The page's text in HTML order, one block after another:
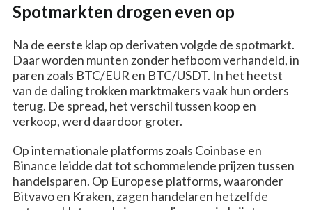
Spotmarkten drogen even op
Na de eerste klap op derivaten volgde de spotmarkt.
Daar worden munten zonder hefboom verhandeld, in
paren zoals BTC/EUR en BTC/USDT. In het heetst
van de daling trokken marktmakers vaak hun orders
terug. De spread, het verschil tussen koop en
verkoop, werd daardoor groter.
Op internationale platforms zoals Coinbase en
Binance leidde dat tot schommelende prijzen tussen
handelsparen. Op Europese platforms, waaronder
Bitvavo en Kraken, zagen handelaren hetzelfde